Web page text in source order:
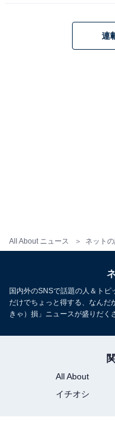
All About ニュース ネット
連
国内外のSNSで話題の人＆トピ
だけでちょっと得する、なんだ
きゃ）損」ニュースが盛りだく
All About
イチオシ